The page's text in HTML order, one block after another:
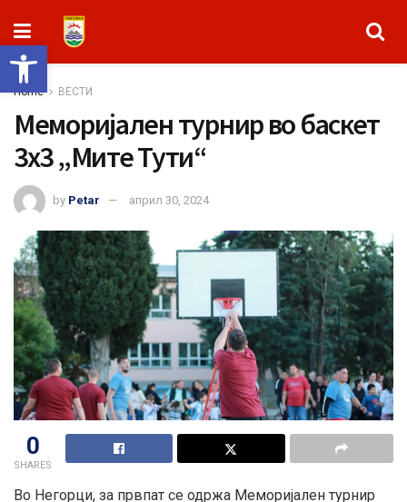
Open toolbar
Home ВЕСТИ
Меморијален турнир во баскет
3х3 „Мите Тути“
by Petar април 30, 2024
0
SHARES
Во Негорци, за првпат се одржа Меморијален турнир